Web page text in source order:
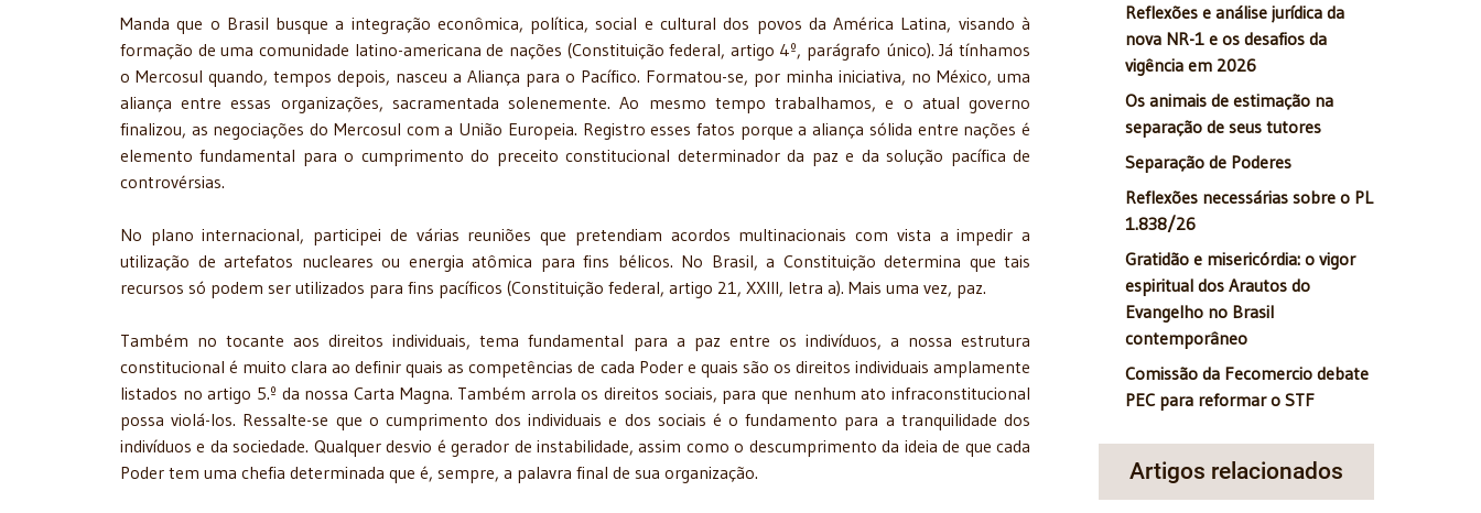
Manda que o Brasil busque a integração econômica, política, social e cultural dos povos da América Latina, visando à
formação de uma comunidade latino-americana de nações (Constituição federal, artigo 4º, parágrafo único). Já tínhamos
o Mercosul quando, tempos depois, nasceu a Aliança para o Pacífico. Formatou-se, por minha iniciativa, no México, uma
aliança entre essas organizações, sacramentada solenemente. Ao mesmo tempo trabalhamos, e o atual governo
finalizou, as negociações do Mercosul com a União Europeia. Registro esses fatos porque a aliança sólida entre nações é
elemento fundamental para o cumprimento do preceito constitucional determinador da paz e da solução pacífica de
controvérsias.
No plano internacional, participei de várias reuniões que pretendiam acordos multinacionais com vista a impedir a
utilização de artefatos nucleares ou energia atômica para fins bélicos. No Brasil, a Constituição determina que tais
recursos só podem ser utilizados para fins pacíficos (Constituição federal, artigo 21, XXIII, letra a). Mais uma vez, paz.
Também no tocante aos direitos individuais, tema fundamental para a paz entre os indivíduos, a nossa estrutura
constitucional é muito clara ao definir quais as competências de cada Poder e quais são os direitos individuais amplamente
listados no artigo 5.º da nossa Carta Magna. Também arrola os direitos sociais, para que nenhum ato infraconstitucional
possa violá-los. Ressalte-se que o cumprimento dos individuais e dos sociais é o fundamento para a tranquilidade dos
indivíduos e da sociedade. Qualquer desvio é gerador de instabilidade, assim como o descumprimento da ideia de que cada
Poder tem uma chefia determinada que é, sempre, a palavra final de sua organização.
Reflexões e análise jurídica da
nova NR-1 e os desafios da
vigência em 2026
Os animais de estimação na
separação de seus tutores
Separação de Poderes
Reflexões necessárias sobre o PL
1.838/26
Gratidão e misericórdia: o vigor
espiritual dos Arautos do
Evangelho no Brasil
contemporâneo
Comissão da Fecomercio debate
PEC para reformar o STF
Artigos relacionados